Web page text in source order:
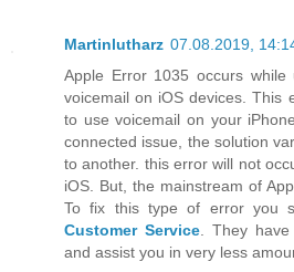
Martinlutharz 07.08.2019,
Apple Error 1035 occurs
voicemail on iOS devices. This
to use voicemail on your
connected issue, the solution
to another. this error will not
iOS. But, the mainstream of
To fix this type of error you
Customer Service. They have
and assist you in very less